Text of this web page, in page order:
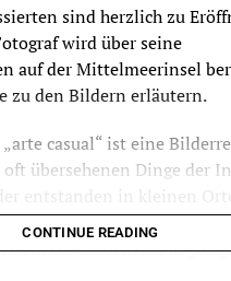
sind herzlich zu
wird über seine
auf der Mittelmeerinsel
zu den Bildern erläutern.
casual“ ist eine
übersehenen Dinge der
und im Tramuntana-Gebirge
stillen Gassen, auf
CONTINUE READING